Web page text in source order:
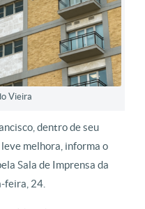
Vieira
dentro de seu
melhora, informa o
Sala de Imprensa da
feira, 24.